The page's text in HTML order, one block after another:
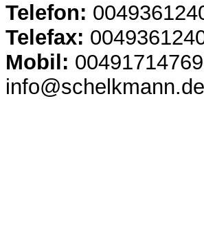
Telefon:
Telefax:
Mobil:
info@schelkmann.de